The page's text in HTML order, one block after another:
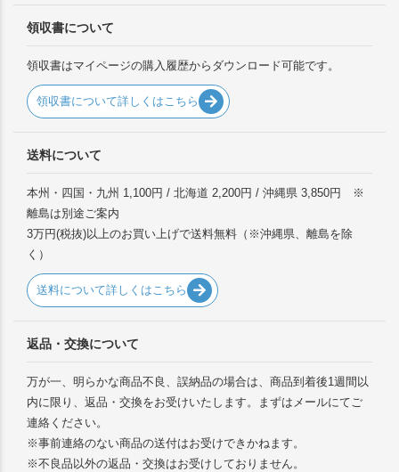
領収書について
領収書はマイページの購入履歴からダウンロード可能です。
領収書について詳しくはこちら
送料について
本州・四国・九州 1,100円 / 北海道 2,200円 / 沖縄県 3,850円 ※
離島は別途ご案内
3万円(税抜)以上のお買い上げで送料無料（※沖縄県、離島を除
く）
送料について詳しくはこちら
返品・交換について
万が一、明らかな商品不良、誤納品の場合は、商品到着後1週間以
内に限り、返品・交換をお受けいたします。まずはメールにてご
連絡ください。
※事前連絡のない商品の送付はお受けできかねます。
※不良品以外の返品・交換はお受けしておりません。